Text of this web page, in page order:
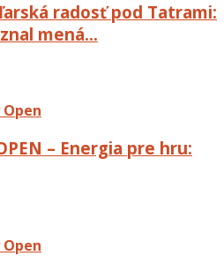
radosť pod Tatrami:
mená…
– Energia pre hru: